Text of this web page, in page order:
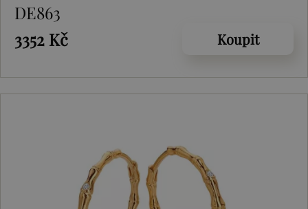
DE863
3352 Kč
Koupit